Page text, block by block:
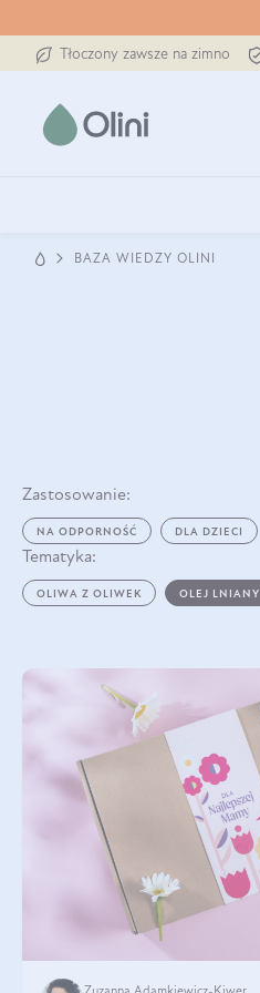
Tłoczony zawsze na zimno
BAZA WIEDZY OLINI
Zastosowanie:
NA ODPORNOŚĆ DLA DZIECI
Tematyka:
OLIWA Z OLIWEK OLEJ LNIANY